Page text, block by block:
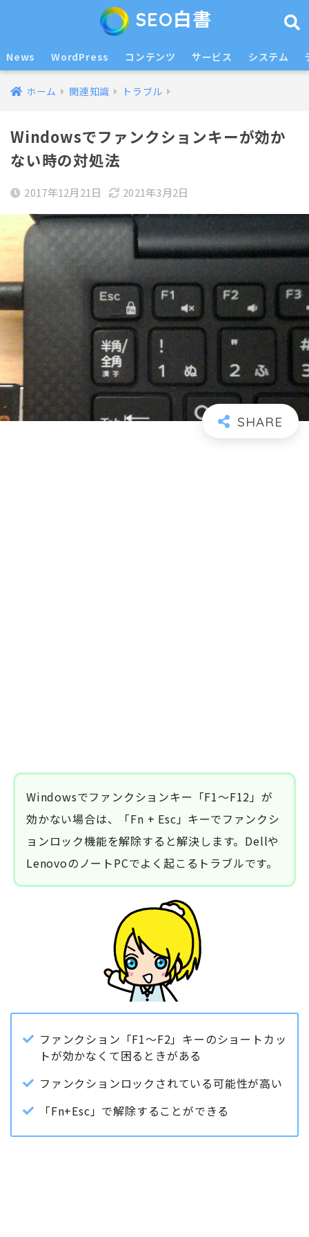
SEO白書
News WordPress コンテンツ サービス システム
ホーム 関連知識 トラブル
Windowsでファンクションキーが効か
ない時の対処法
2017年12月21日 2021年3月2日
Windowsでファンクションキー「F1～F12」が
効かない場合は、「Fn + Esc」キーでファンクシ
ョンロック機能を解除すると解決します。Dellや
LenovoのノートPCでよく起こるトラブルです。
ファンクション「F1～F2」キーのショートカッ
トが効かなくて困るときがある
ファンクションロックされている可能性が高い
「Fn+Esc」で解除することができる